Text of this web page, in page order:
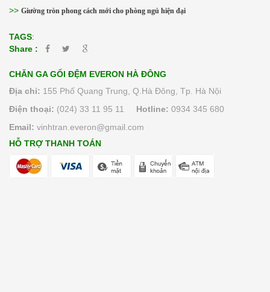
>> Giường tròn phong cách mới cho phòng ngủ hiện đại
TAGS:
Share :
CHĂN GA GỐI ĐỆM EVERON HÀ ĐÔNG
Địa chỉ: 155 Phố Quang Trung, Q.Hà Đông, Tp. Hà Nội
Điện thoại: (024) 33 11 95 11 Hotline: 0934 345 680
Email: vinhtran.everon@gmail.com
HỖ TRỢ THANH TOÁN